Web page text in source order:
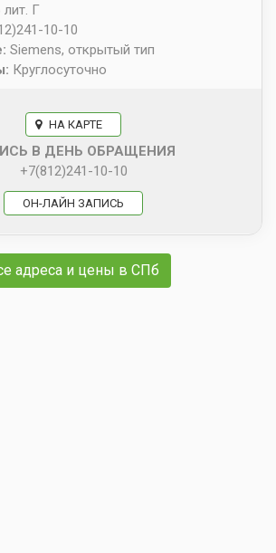
лит. Г
10-10
Siemens, открытый тип
Круглосуточно
НА КАРТЕ
В ДЕНЬ ОБРАЩЕНИЯ
+7(812)241-10-10
ОН-ЛАЙН ЗАПИСЬ
адреса и цены в СПб